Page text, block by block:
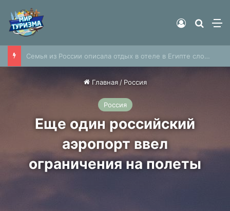
Найти
Войти
Туристы застряли в семикилометровой пробке на границе двух стран Европы
Главная / Россия
Россия
Еще один российский
аэропорт ввел
ограничения на полеты